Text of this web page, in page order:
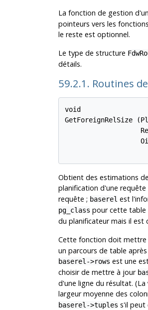
La fonction de gestion
pointeurs vers les
le reste est optionnel.
Le type de structure
détails.
59.2.1. Routines
void
GetForeignRelSize
Obtient des estimations
planification d'une
requête ; baserel est
pg_class pour cette table
du planificateur mais il
Cette fonction doit
un parcours de table
baserel->rows est une
choisir de mettre à jour
d'une ligne du résultat.
largeur moyenne des
baserel->tuples s'il peut